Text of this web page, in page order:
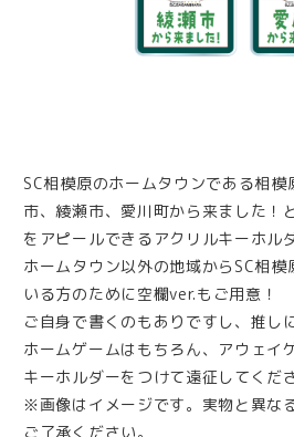
SC相模原のホームタウンである相
市、綾瀬市、愛川町から来ました！
をアピールできるアクリルキーホル
ホームタウン以外の地域からSC相
いる方のために空欄ver.もご用意！
ご自身で書くのもありですし、推
ホームゲームはもちろん、アウェイ
キーホルダーをつけて遠征してくだ
※画像はイメージです。実物と異な
ご了承ください。